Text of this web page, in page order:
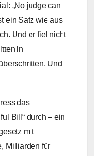
„No judge can
ein Satz wie aus
Und er fiel nicht
in
Und
das
Bill“ durch – ein
mit
Milliarden für